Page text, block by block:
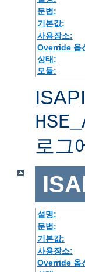
문법:
기본값:
사용장소:
Override 옵
상태:
모듈:
로그
설명:
문법:
기본값:
사용장소:
Override 옵